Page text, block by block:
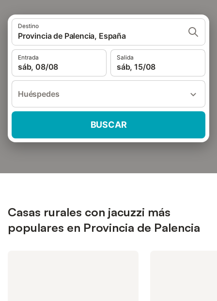
Destino
Provincia de Palencia, España
Entrada
sáb, 08/08
Salida
sáb, 15/08
Huéspedes
BUSCAR
Casas rurales con jacuzzi más
populares en Provincia de Palencia